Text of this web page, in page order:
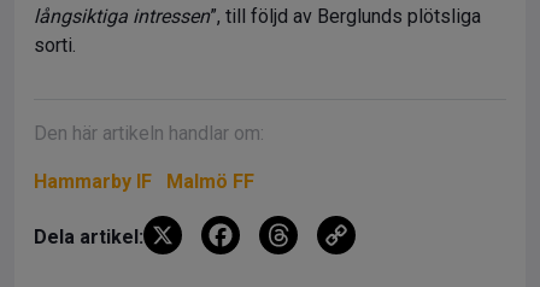
långsiktiga intressen”, till följd av Berglunds plötsliga
sorti.
Den här artikeln handlar om:
Hammarby IF Malmö FF
Dela artikel: X
F
T